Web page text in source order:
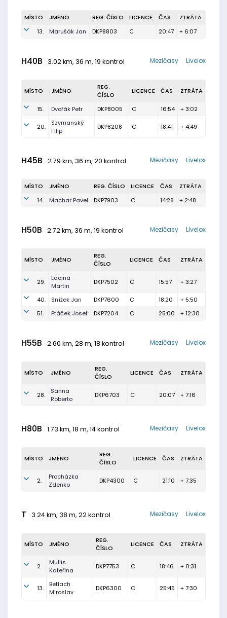
MÍSTO JMÉNO REG. ČÍSLO LICENCE ČAS
ZTRÁTA
13.
Marušák Jan DKP8803 C 20:47 + 6:07
H40B 3.02 km, 36 m, 19 kontrol Livelox
Mezičasy
MÍSTO JMÉNO
REG.
ČÍSLO
LICENCE ČAS ZTRÁTA
15. Dvořák Petr DKP8005 C 16:54 + 3:02
20.
Szymanský
Filip
DKP8208 C 18:41 + 4:49
H45B 2.79 km, 36 m, 20 kontrol Livelox
Mezičasy
MÍSTO JMÉNO REG. ČÍSLO LICENCE ČAS
ZTRÁTA
14.
Machar Pavel DKP7903 C 14:28 + 2:48
H50B 2.72 km, 36 m, 19 kontrol Livelox
Mezičasy
MÍSTO JMÉNO
REG.
ČÍSLO
LICENCE ČAS ZTRÁTA
29.
Lacina
Martin
DKP7502 C 15:57 + 3:27
40. Snížek Jan DKP7600 C 18:20
+ 5:50
51.
Ptáček Josef DKP7204 C 25:00 + 12:30
H55B 2.60 km, 28 m, 18 kontrol Livelox
Mezičasy
MÍSTO JMÉNO
REG.
ČÍSLO
LICENCE ČAS ZTRÁTA
28.
Sanna
Roberto
DKP6703 C 20:07 + 7:16
H80B 1.73 km, 18 m, 14 kontrol Livelox
Mezičasy
MÍSTO JMÉNO
REG.
ČÍSLO
LICENCE ČAS ZTRÁTA
2.
Procházka
Zdenko
DKP4300 C 21:10 + 7:35
T 3.24 km, 38 m, 22 kontrol Livelox
Mezičasy
MÍSTO JMÉNO
REG.
ČÍSLO
LICENCE ČAS ZTRÁTA
2.
Mullis
Kateřina
DKP7753 C 18:46 + 0:31
13.
Betlach
Miroslav
DKP6300 C 25:45 + 7:30